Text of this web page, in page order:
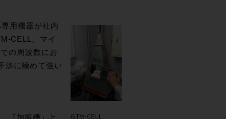
GTM-CELL
用機器が社内
CELL。マイ
の周波数にお
渉に極めて強い